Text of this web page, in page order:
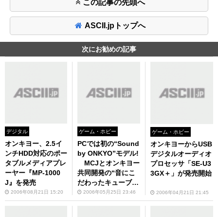
この記事の先頭へ
ASCII.jpトップへ
次にお勧めの記事
デジタル
オンキヨー、2.5イ
ンチHDD対応のポー
タブルメディアプレ
ーヤー『MP-1000
J』を発売
2006年08月21日 15:20
ゲーム・ホビー
PCでは初の“Sound
by ONKYO”モデル!
MCJとオンキヨー
共同開発の“音にこ
だわったキューブ型
PC”「EasyCube59
HD」が販売開始に!!
2006年05月25日 23:46
ゲーム・ホビー
オンキヨーからUSB
デジタルオーディオ
プロセッサ「SE-U3
3GX＋」が発売開始
2006年04月21日 21:45